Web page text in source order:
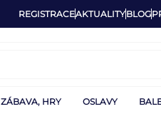
REGISTRACEAKTUALITYBLOG
ZÁBAVA, HRY OSLAVY